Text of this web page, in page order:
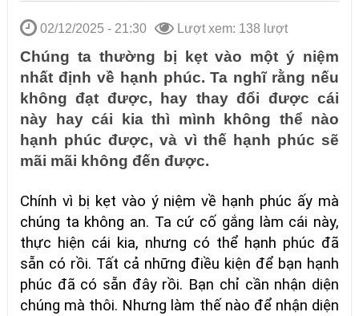
02/12/2025 - 21:30 Lượt xem: 138 lượt
Chúng ta thường bị kẹt vào một ý niệm
nhất định về hạnh phúc. Ta nghĩ rằng nếu
không đạt được, hay thay đổi được cái
này hay cái kia thì mình không thể nào
hạnh phúc được, và vì thế hạnh phúc sẽ
mãi mãi không đến được.
Chính vì bị kẹt vào ý niệm về hạnh phúc ấy mà
chúng ta không an. Ta cứ cố gắng làm cái này,
thực hiện cái kia, nhưng có thể hạnh phúc đã
sẵn có rồi. Tất cả những điều kiện để bạn hạnh
phúc đã có sẵn đây rồi. Bạn chỉ cần nhận diện
chúng mà thôi. Nhưng làm thế nào để nhận diện